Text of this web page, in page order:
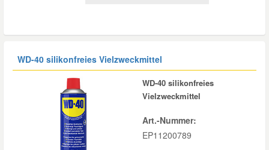
WD-40 silikonfreies Vielzweckmittel
WD-40 silikonfreies
Vielzweckmittel
Art.-Nummer:
EP11200789
Mercedes Ersatzteile
Mini Ersatzteile
Mitsubishi Ersatzteile